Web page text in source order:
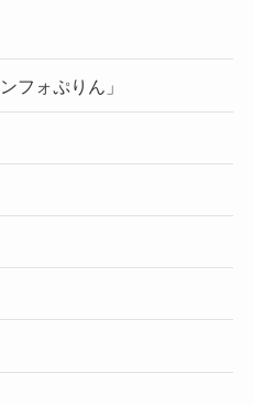
フォぷりん」